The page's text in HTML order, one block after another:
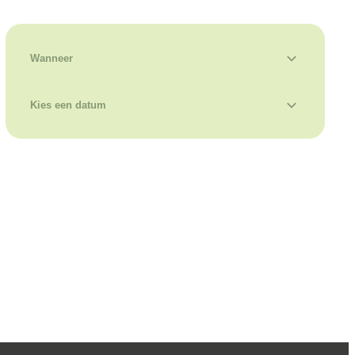
Verfijn of wijzig resultaten
Wanneer
Kies een datum